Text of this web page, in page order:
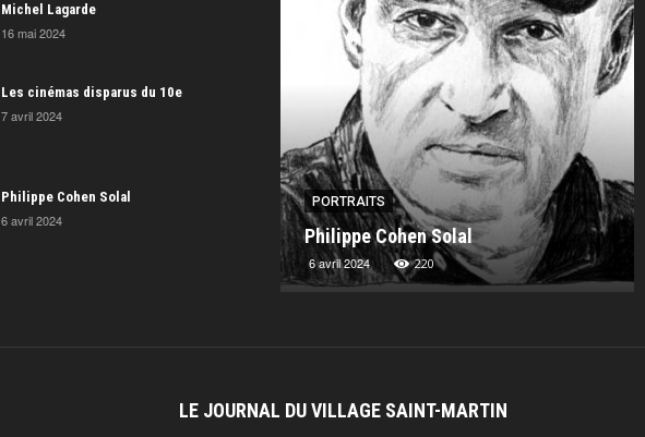
Michel Lagarde
16 mai 2024
Les cinémas disparus du 10e
7 avril 2024
Philippe Cohen Solal
6 avril 2024
PORTRAITS
Philippe Cohen Solal
6 avril 2024 220
LE JOURNAL DU VILLAGE SAINT-MARTIN